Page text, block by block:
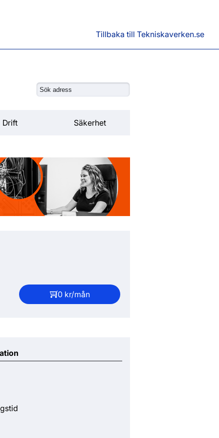
Tillbaka till Tekniskaverken.se
Drift Säkerhet
0 kr/mån